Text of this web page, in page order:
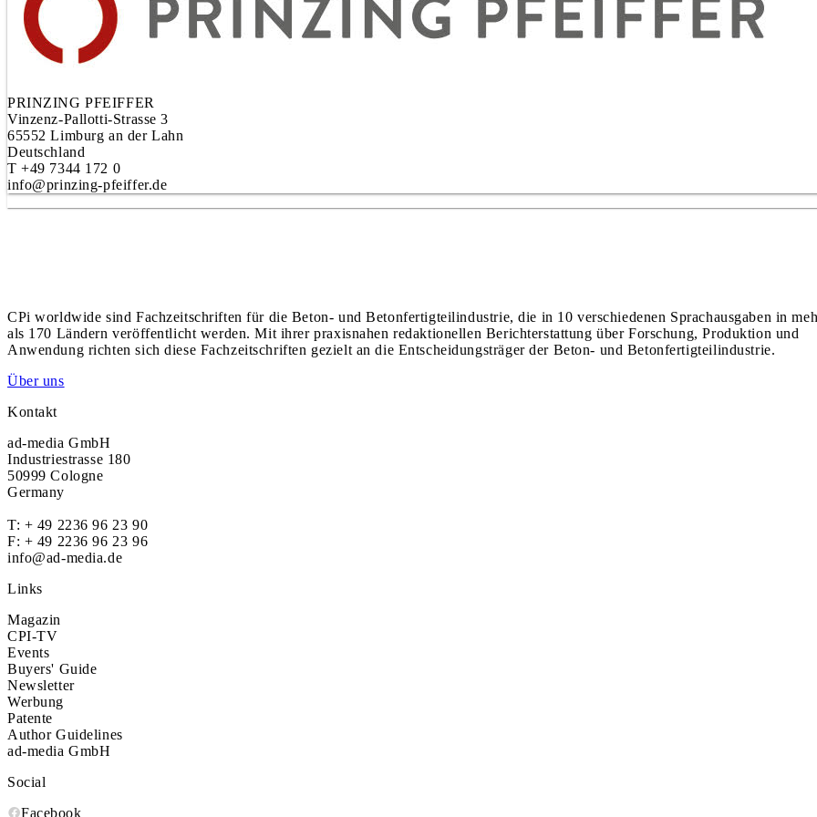
PRINZING PFEIFFER
Vinzenz-Pallotti-Strasse 3
65552 Limburg an der Lahn
Deutschland
T +49 7344 172 0
info@prinzing-pfeiffer.de
CPi worldwide sind Fachzeitschriften für die Beton- und Betonfertigteilindustrie, die in 10 verschiedenen Sprachausgaben in
als 170 Ländern veröffentlicht werden. Mit ihrer praxisnahen redaktionellen Berichterstattung über Forschung, Produktion und
Anwendung richten sich diese Fachzeitschriften gezielt an die Entscheidungsträger der Beton- und Betonfertigteilindustrie.
Über uns
Kontakt
ad-media GmbH
Industriestrasse 180
50999 Cologne
Germany
T: + 49 2236 96 23 90
F: + 49 2236 96 23 96
info@ad-media.de
Links
Magazin
CPI-TV
Events
Buyers' Guide
Newsletter
Werbung
Patente
Author Guidelines
ad-media GmbH
Social
Facebook